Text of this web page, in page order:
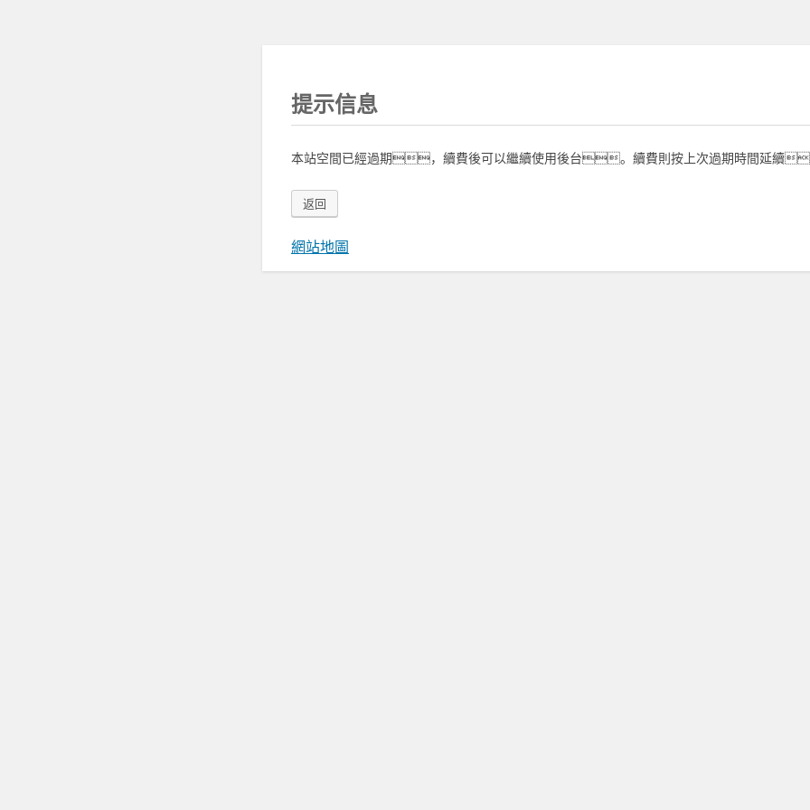
提示信息
本站空間已經過期，續費後可以繼續使用後台。續費則按上次過期時間延續
返回
網站地圖